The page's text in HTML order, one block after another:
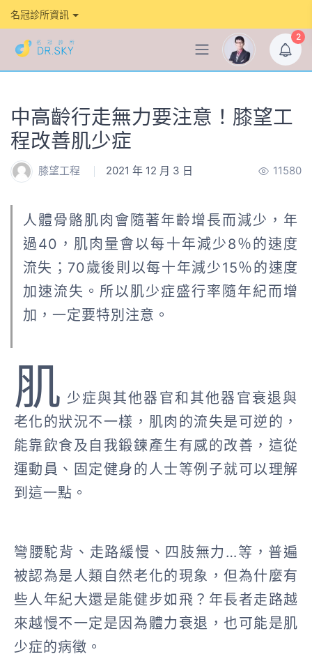
名冠診所資訊
2
中高齡行走無力要注意！膝望工
程改善肌少症
膝望工程 2021 年 12 月 3 日 11580
人體骨骼肌肉會隨著年齡增長而減少，年
過40，肌肉量會以每十年減少8％的速度
流失；70歲後則以每十年減少15％的速度
加速流失。所以肌少症盛行率隨年紀而增
加，一定要特別注意。
肌 少症與其他器官和其他器官衰退與
老化的狀況不一樣，肌肉的流失是可逆的，
能靠飲食及自我鍛鍊產生有感的改善，這從
運動員、固定健身的人士等例子就可以理解
到這一點。
彎腰駝背、走路緩慢、四肢無力…等，普遍
被認為是人類自然老化的現象，但為什麼有
些人年紀大還是能健步如飛？年長者走路越
來越慢不一定是因為體力衰退，也可能是肌
少症的病徵。